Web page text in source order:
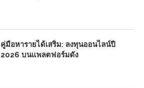
คู่มือหารายได้เสริม: ลงทุนออนไลน์ปี
2026 บนแพลตฟอร์มดัง